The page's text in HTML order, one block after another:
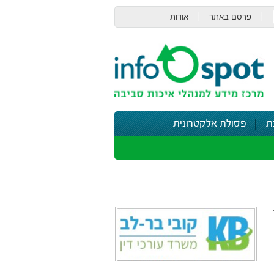
פרסם באתר אודות
פסולת אלקטרונית